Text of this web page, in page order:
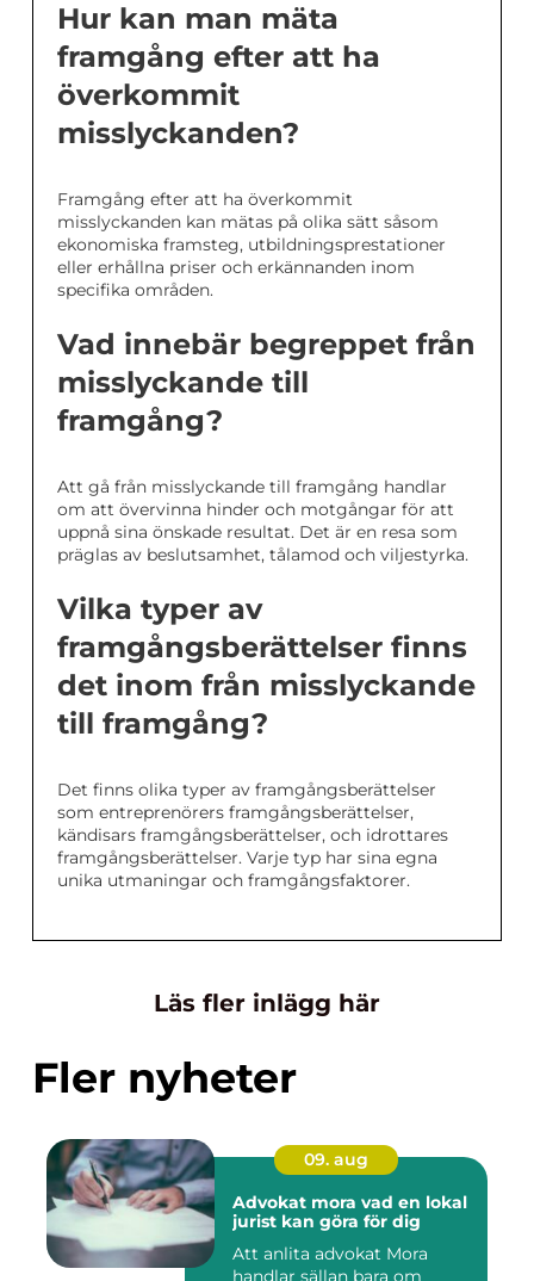
Hur kan man mäta
framgång efter att ha
överkommit
misslyckanden?
Framgång efter att ha överkommit
misslyckanden kan mätas på olika sätt såsom
ekonomiska framsteg, utbildningsprestationer
eller erhållna priser och erkännanden inom
specifika områden.
Vad innebär begreppet från
misslyckande till
framgång?
Att gå från misslyckande till framgång handlar
om att övervinna hinder och motgångar för att
uppnå sina önskade resultat. Det är en resa som
präglas av beslutsamhet, tålamod och viljestyrka.
Vilka typer av
framgångsberättelser finns
det inom från misslyckande
till framgång?
Det finns olika typer av framgångsberättelser
som entreprenörers framgångsberättelser,
kändisars framgångsberättelser, och idrottares
framgångsberättelser. Varje typ har sina egna
unika utmaningar och framgångsfaktorer.
Läs fler inlägg här
Fler nyheter
09. aug
Advokat mora vad en lokal
jurist kan göra för dig
Att anlita advokat Mora
handlar sällan bara om